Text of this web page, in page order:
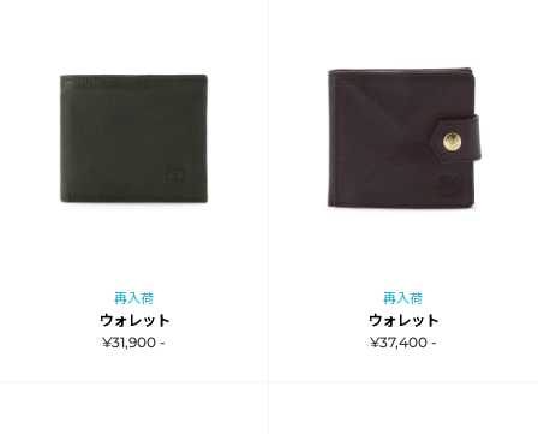
再入荷
ウォレット
¥31,900 -
再入荷
ウォレット
¥37,400 -